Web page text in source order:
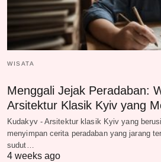
WISATA
Menggali Jejak Peradaban:
Arsitektur Klasik Kyiv yang
Kudakyv - Arsitektur klasik Kyiv yang
menyimpan cerita peradaban yang jarang
sudut…
4 weeks ago